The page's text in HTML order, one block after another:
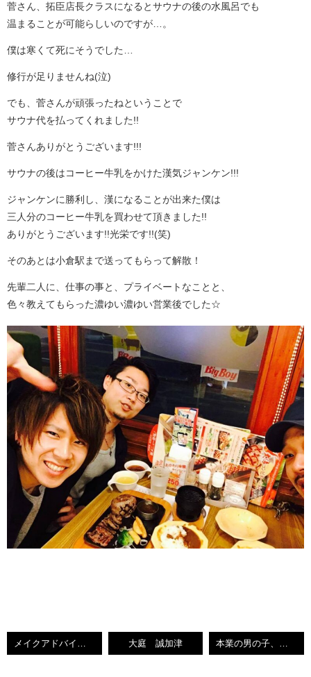
菅さん、拓臣店長クラスになるとサウナの後の水風呂でも
温まることが可能らしいのですが…。
僕は寒くて死にそうでした…
修行が足りませんね(泣)
でも、菅さんが頑張ったねということで
サウナ代を払ってくれました!!
菅さんありがとうございます!!!
サウナの後はコーヒー牛乳をかけた漢気ジャンケン!!!
ジャンケンに勝利し、漢になることが出来た僕は
三人分のコーヒー牛乳を買わせて頂きました!!
ありがとうございます!!光栄です!!(笑)
そのあとは小倉駅まで送ってもらって解散！
先輩二人に、仕事の事と、プライベートなことと、
色々教えてもらった濃ゆい濃ゆい営業後でした☆
メイクアドバイス！ 大庭 誠加津 本業の男の子、撮影。 【小倉南区城野 美容師 誠】